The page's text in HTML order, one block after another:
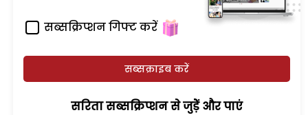
सब्सक्रिप्शन गिफ्ट करें
सब्सक्राइब करें
सरिता सब्सक्रिप्शन से जुड़ेें और पाएं